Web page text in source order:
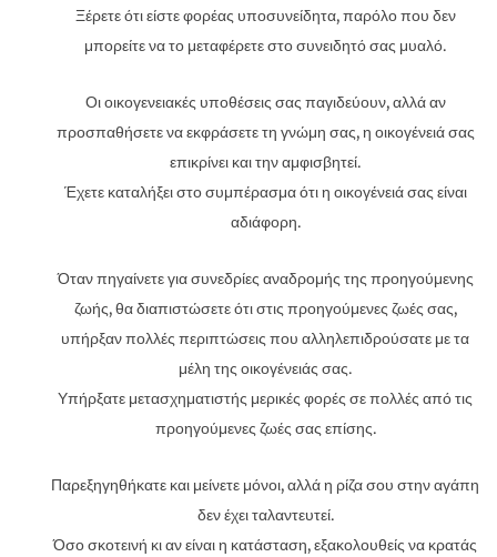
Ξέρετε ότι είστε φορέας υποσυνείδητα, παρόλο που δεν
μπορείτε να το μεταφέρετε στο συνειδητό σας μυαλό.
Οι οικογενειακές υποθέσεις σας παγιδεύουν, αλλά αν
προσπαθήσετε να εκφράσετε τη γνώμη σας, η οικογένειά σας
επικρίνει και την αμφισβητεί.
Έχετε καταλήξει στο συμπέρασμα ότι η οικογένειά σας είναι
αδιάφορη.
Όταν πηγαίνετε για συνεδρίες αναδρομής της προηγούμενης
ζωής, θα διαπιστώσετε ότι στις προηγούμενες ζωές σας,
υπήρξαν πολλές περιπτώσεις που αλληλεπιδρούσατε με τα
μέλη της οικογένειάς σας.
Υπήρξατε μετασχηματιστής μερικές φορές σε πολλές από τις
προηγούμενες ζωές σας επίσης.
Παρεξηγηθήκατε και μείνετε μόνοι, αλλά η ρίζα σου στην αγάπη
δεν έχει ταλαντευτεί.
Όσο σκοτεινή κι αν είναι η κατάσταση, εξακολουθείς να κρατάς